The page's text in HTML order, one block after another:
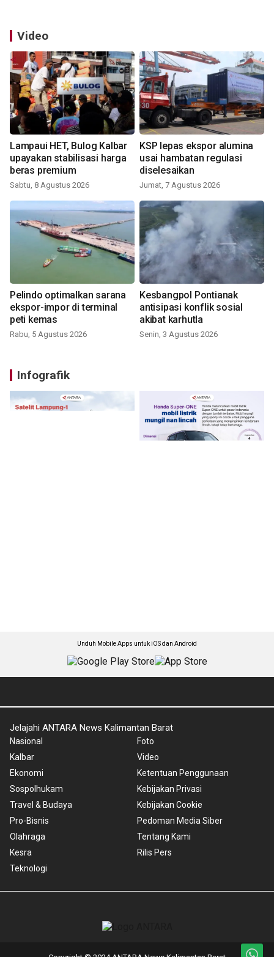
Video
Lampaui HET, Bulog Kalbar
upayakan stabilisasi harga
beras premium
Sabtu, 8 Agustus 2026
KSP lepas ekspor alumina
usai hambatan regulasi
diselesaikan
Jumat, 7 Agustus 2026
Pelindo optimalkan sarana
ekspor-impor di terminal
peti kemas
Rabu, 5 Agustus 2026
Kesbangpol Pontianak
antisipasi konflik sosial
akibat karhutla
Senin, 3 Agustus 2026
Infografik
Unduh Mobile Apps untuk iOS dan Android
Jelajahi ANTARA News Kalimantan Barat
Nasional
Kalbar
Ekonomi
Sospolhukam
Travel & Budaya
Pro-Bisnis
Olahraga
Kesra
Teknologi
Foto
Video
Ketentuan Penggunaan
Kebijakan Privasi
Kebijakan Cookie
Pedoman Media Siber
Tentang Kami
Rilis Pers